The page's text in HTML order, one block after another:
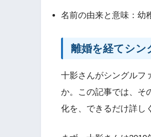
名前の由来と意味：幼
離婚を経てシン
十影さんがシングルフ
か。この記事では、そ
化を、できるだけ詳し